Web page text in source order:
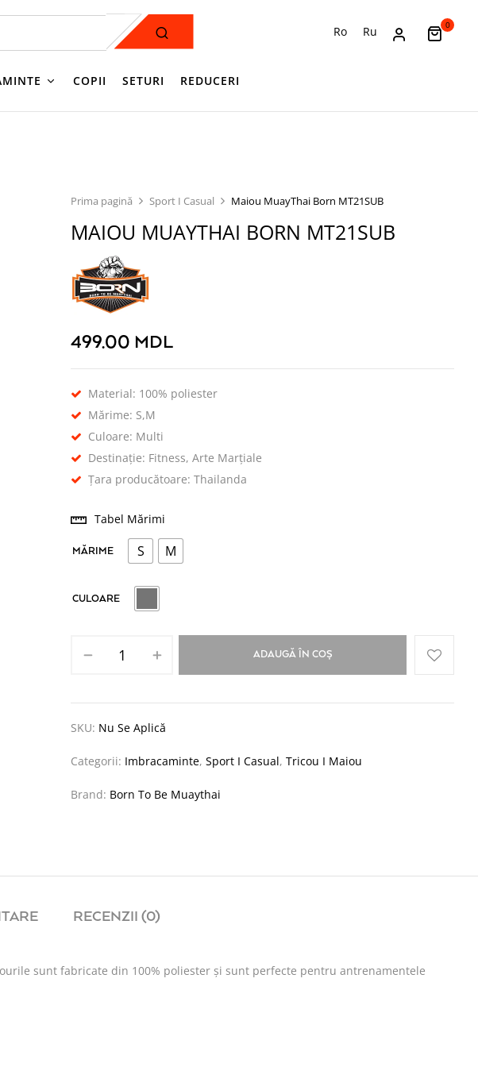
Ro Ru 0
COPII SETURI REDUCERI
Prima pagină Sport I Casual Maiou MuayThai Born MT21SUB
MAIOU MUAYTHAI BORN MT21SUB
499.00 MDL
Material: 100% poliester
Mărime: S,M
Culoare: Multi
Destinație: Fitness, Arte Marțiale
Țara producătoare: Thailanda
Tabel Mărimi
MĂRIME S M
CULOARE
ADAUGĂ ÎN COȘ
SKU: Nu Se Aplică
Categorii: Imbracaminte,Sport I Casual,Tricou I Maiou
Brand: Born To Be Muaythai
RECENZII (0)
sunt fabricate din 100% poliester și sunt perfecte pentru antrenamentele